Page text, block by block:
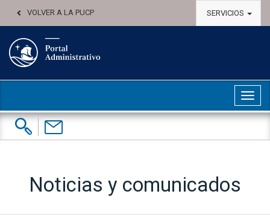
VOLVER A LA PUCP SERVICIOS
Buscar:
Contáctenos
Noticias y comunicados